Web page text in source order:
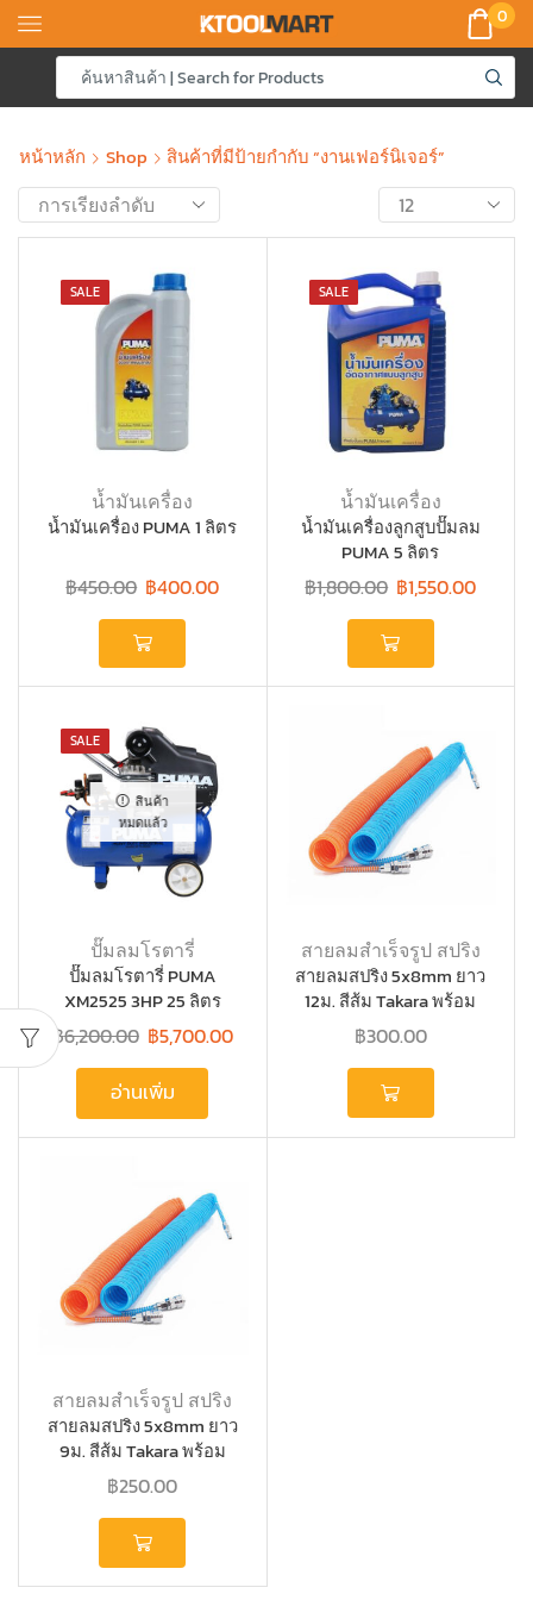
0
หน้าหลัก Shop สินค้าที่มีป้ายกำกับ “งานเฟอร์นิเจอร์”
SALE
น้ำมันเครื่อง
น้ำมันเครื่อง PUMA 1 ลิตร
฿450.00 ฿400.00
SALE
น้ำมันเครื่อง
น้ำมันเครื่องลูกสูบปั๊มลม
PUMA 5 ลิตร
฿1,800.00 ฿1,550.00
SALE
สินค้า
หมดแล้ว
ปั๊มลมโรตารี่
ปั๊มลมโรตารี่ PUMA
XM2525 3HP 25 ลิตร
฿6,200.00 ฿5,700.00
อ่านเพิ่ม
สายลมสำเร็จรูป สปริง
สายลมสปริง 5x8mm ยาว
12ม. สีส้ม Takara พร้อม
คอปเปอร์หัวท้าย
฿300.00
สายลมสำเร็จรูป สปริง
สายลมสปริง 5x8mm ยาว
9ม. สีส้ม Takara พร้อม
คอปเปอร์หัวท้าย
฿250.00